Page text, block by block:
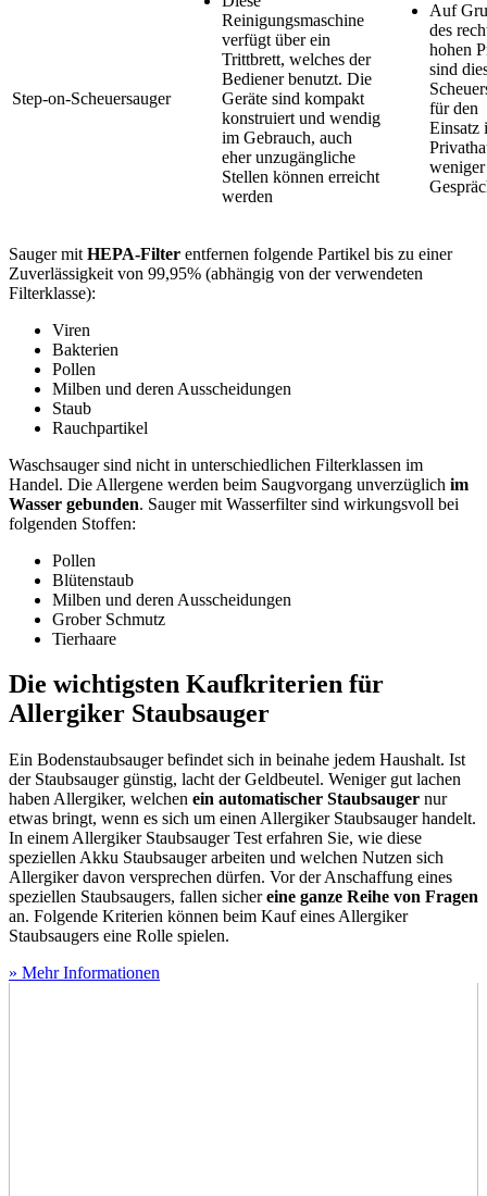
Step-on-Scheuersauger
Reinigungsmaschine
verfügt über ein
Trittbrett, welches der
Bediener benutzt. Die
Geräte sind kompakt
konstruiert und wendig
im Gebrauch, auch
eher unzugängliche
Stellen können erreicht
werden
Auf
des
hohen
sind
für den
Einsatz
Sauger mit HEPA-Filter entfernen folgende Partikel bis zu einer
Zuverlässigkeit von 99,95% (abhängig von der verwendeten
Filterklasse):
Viren
Bakterien
Pollen
Milben und deren Ausscheidungen
Staub
Rauchpartikel
Waschsauger sind nicht in unterschiedlichen Filterklassen im
Handel. Die Allergene werden beim Saugvorgang unverzüglich im
Wasser gebunden. Sauger mit Wasserfilter sind wirkungsvoll bei
folgenden Stoffen:
Pollen
Blütenstaub
Milben und deren Ausscheidungen
Grober Schmutz
Tierhaare
Die wichtigsten Kaufkriterien für
Allergiker Staubsauger
Ein Bodenstaubsauger befindet sich in beinahe jedem Haushalt. Ist
der Staubsauger günstig, lacht der Geldbeutel. Weniger gut lachen
haben Allergiker, welchen ein automatischer Staubsauger nur
etwas bringt, wenn es sich um einen Allergiker Staubsauger handelt.
In einem Allergiker Staubsauger Test erfahren Sie, wie diese
speziellen Akku Staubsauger arbeiten und welchen Nutzen sich
Allergiker davon versprechen dürfen. Vor der Anschaffung eines
speziellen Staubsaugers, fallen sichereine ganze Reihe von Fragen
an. Folgende Kriterien können beim Kauf eines Allergiker
Staubsaugers eine Rolle spielen.
» Mehr Informationen